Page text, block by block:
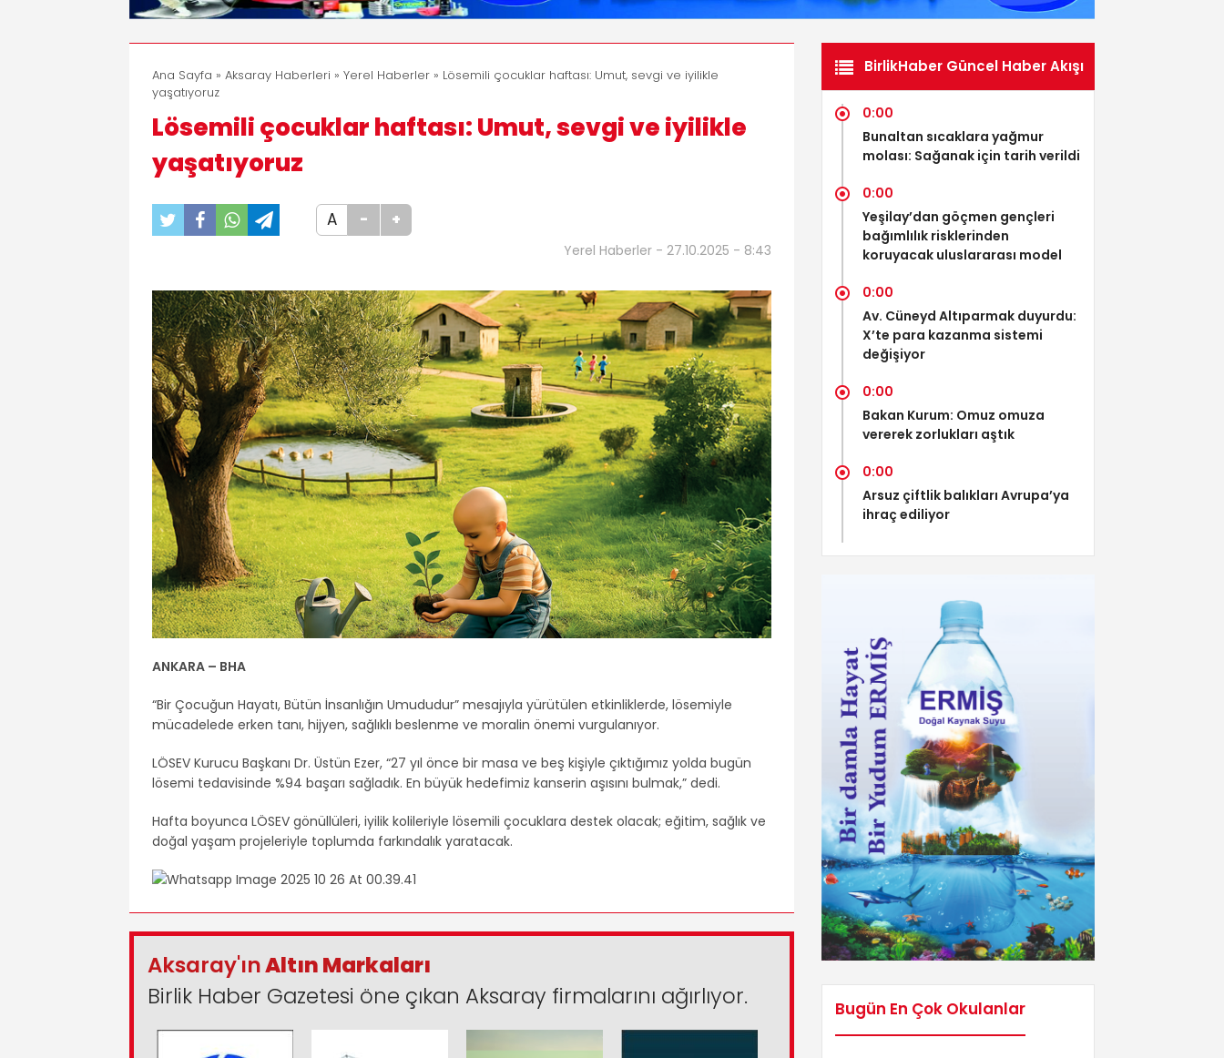
Ana Sayfa » Aksaray Haberleri » Yerel Haberler » Lösemili çocuklar haftası: Umut, sevgi ve iyilikle
yaşatıyoruz
Lösemili çocuklar haftası: Umut, sevgi ve iyilikle
yaşatıyoruz
A - +
Yerel Haberler - 27.10.2025 - 8:43
ANKARA – BHA
“Bir Çocuğun Hayatı, Bütün İnsanlığın Umududur” mesajıyla yürütülen etkinliklerde, lösemiyle
mücadelede erken tanı, hijyen, sağlıklı beslenme ve moralin önemi vurgulanıyor.
LÖSEV Kurucu Başkanı Dr. Üstün Ezer, “27 yıl önce bir masa ve beş kişiyle çıktığımız yolda bugün
lösemi tedavisinde %94 başarı sağladık. En büyük hedefimiz kanserin aşısını bulmak,” dedi.
Hafta boyunca LÖSEV gönüllüleri, iyilik kolileriyle lösemili çocuklara destek olacak; eğitim, sağlık ve
doğal yaşam projeleriyle toplumda farkındalık yaratacak.
Aksaray'ınAltın Markaları
Birlik Haber Gazetesi öne çıkan Aksaray firmalarını ağırlıyor.
BirlikHaber Güncel Haber Akışı
0:00
Bunaltan sıcaklara yağmur
molası: Sağanak için tarih verildi
0:00
Yeşilay’dan göçmen gençleri
bağımlılık risklerinden
koruyacak uluslararası model
0:00
Av. Cüneyd Altıparmak duyurdu:
X’te para kazanma sistemi
değişiyor
0:00
Bakan Kurum: Omuz omuza
vererek zorlukları aştık
0:00
Arsuz çiftlik balıkları Avrupa’ya
ihraç ediliyor
Bugün En Çok Okulanlar